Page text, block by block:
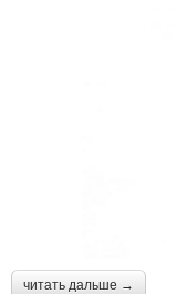
читать дальше →